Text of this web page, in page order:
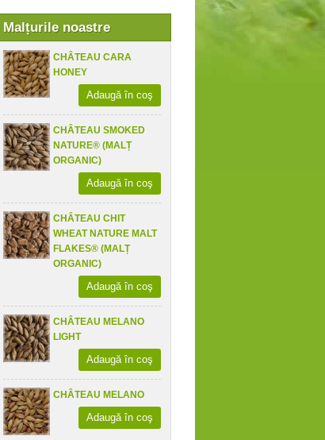
Malțurile noastre
CHÂTEAU CARA
HONEY
Adaugă în coş
CHÂTEAU SMOKED
NATURE® (MALȚ
ORGANIC)
Adaugă în coş
CHÂTEAU CHIT
WHEAT NATURE MALT
FLAKES® (MALȚ
ORGANIC)
Adaugă în coş
CHÂTEAU MELANO
LIGHT
Adaugă în coş
CHÂTEAU MELANO
Adaugă în coş